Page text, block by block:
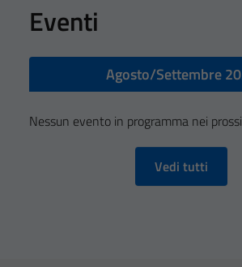
Eventi
Agosto/Settembre
Nessun evento in programma nei
Vedi tutti